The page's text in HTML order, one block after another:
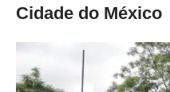
Cidade do México